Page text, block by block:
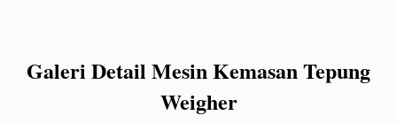
Galeri Detail Mesin Kemasan Tepung
Weigher